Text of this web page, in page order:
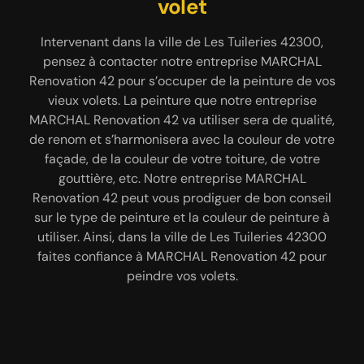
volet
Intervenant dans la ville de Les Tuileries 42300,
pensez à contacter notre entreprise MARCHAL
Renovation 42 pour s’occuper de la peinture de vos
vieux volets. La peinture que notre entreprise
MARCHAL Renovation 42 va utiliser sera de qualité,
de renom et s’harmonisera avec la couleur de votre
façade, de la couleur de votre toiture, de votre
gouttière, etc. Notre entreprise MARCHAL
Renovation 42 peut vous prodiguer de bon conseil
sur le type de peinture et la couleur de peinture à
utiliser. Ainsi, dans la ville de Les Tuileries 42300
faites confiance à MARCHAL Renovation 42 pour
peindre vos volets.
peinture de vos volets à Les
Tuileries
Pour assurer le décapage et la pose de la peinture
de vos volets à Les Tuileries 42300, faites appel à
MARCHAL Renovation 42, une entreprise de
peinture disposant des artisans peintre très
compétents pour garantir cette pratique avec
perfection et expertise. Tous travaux concernant le
décapage et la pose de peinture de volet exige
l’aptitude de l’équipe que MARCHAL Renovation 42
possède. N’hésitez pas donc à fier à un
professionnel comme MARCHAL Renovation 42
pour vous fournir un meilleur résultat dans ce
domaine d’activité.
Renovation 42
L’installation de volet est une intervention délicate
qui nécessite beaucoup des savoir-faire et des
compétences particulières ; c’est pour cela qu’il
est important de s’en remettre à une entreprise
spécialisée. Dans la ville de Les Tuileries 42300,
fiez-vous au professionnalisme de notre entreprise
MARCHAL Renovation 42 pour installer le type de
volet que vous souhaitez. Nous avons plusieurs
années d’expérience à notre actif, et avons
connaissance des meilleures méthodes pour poser
vos volets 42300. Le volet poser par notre
entreprise MARCHAL Renovation 42 dans la ville de
Les Tuileries 42300 sera bien solide, fonctionnel et